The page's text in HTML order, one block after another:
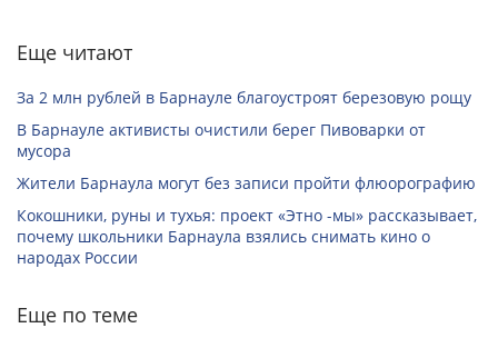
Еще читают
За 2 млн рублей в Барнауле благоустроят березовую рощу
В Барнауле активисты очистили берег Пивоварки от
мусора
Жители Барнаула могут без записи пройти флюорографию
Кокошники, руны и тухья: проект «Этно -мы» рассказывает,
почему школьники Барнаула взялись снимать кино о
народах России
Еще по теме